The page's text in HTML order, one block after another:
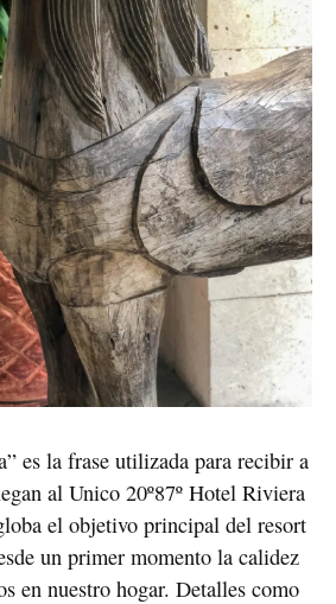
es la frase utilizada para recibir a
al Unico 20º87º Hotel Riviera
el objetivo principal del resort
un primer momento la calidez
en nuestro hogar. Detalles como